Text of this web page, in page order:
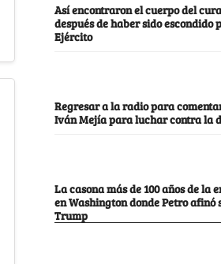
Así encontraron el cuerpo del
después de haber sido escondido
Ejército
Regresar a la radio para
Iván Mejía para luchar contra la
La casona más de 100 años de la
en Washington donde Petro afinó
Trump